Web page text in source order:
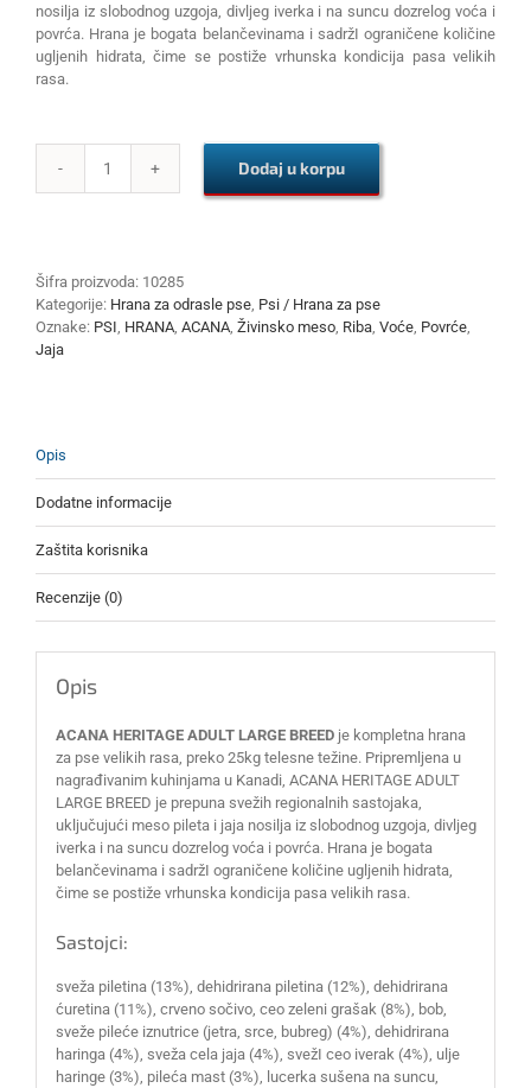
nosilja iz slobodnog uzgoja, divljeg iverka i na suncu dozrelog voća i
povrća. Hrana je bogata belančevinama i sadržI ograničene količine
ugljenih hidrata, čime se postiže vrhunska kondicija pasa velikih
rasa.
ACANA
17kg
količina
Dodaj u korpu
Šifra proizvoda: 10285
Kategorije: Hrana za odrasle pse Psi / Hrana za pse
Oznake: PSI HRANA ACANA Živinsko meso Riba Voće Povrće
Jaja
Opis
Dodatne informacije
Zaštita korisnika
Recenzije (0)
Opis
ACANA HERITAGE ADULT LARGE BREEDje kompletna hrana
za pse velikih rasa, preko 25kg telesne težine. Pripremljena u
nagrađivanim kuhinjama u Kanadi, ACANA HERITAGE ADULT
LARGE BREED je prepuna svežih regionalnih sastojaka,
uključujući meso pileta i jaja nosilja iz slobodnog uzgoja, divljeg
iverka i na suncu dozrelog voća i povrća. Hrana je bogata
belančevinama i sadržI ograničene količine ugljenih hidrata,
čime se postiže vrhunska kondicija pasa velikih rasa.
Sastojci:
sveža piletina (13%), dehidrirana piletina (12%), dehidrirana
ćuretina (11%), crveno sočivo, ceo zeleni grašak (8%), bob,
sveže pileće iznutrice (jetra, srce, bubreg) (4%), dehidrirana
haringa (4%), sveža cela jaja (4%), svežI ceo iverak (4%), ulje
haringe (3%), pileća mast (3%), lucerka sušena na suncu,